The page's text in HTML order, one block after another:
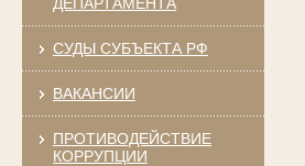
СУДЫ СУБЪЕКТА РФ
ВАКАНСИИ
ПРОТИВОДЕЙСТВИЕ
КОРРУПЦИИ